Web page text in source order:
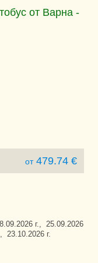
от Варна -
от479.74 €
г., 25.09.2026
23.10.2026 г.